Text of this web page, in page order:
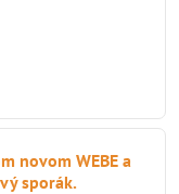
novom WEBE a
sporák.